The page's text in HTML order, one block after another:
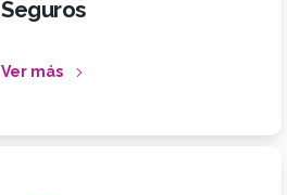
Seguros
Ver más